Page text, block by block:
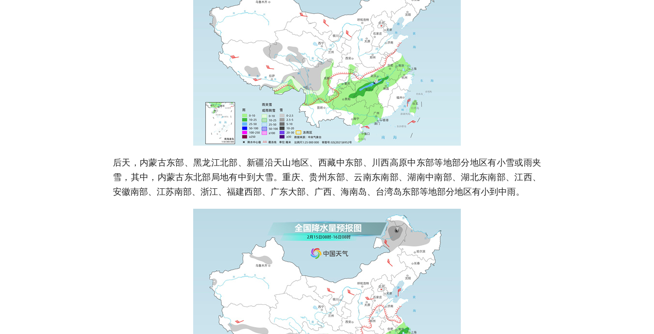
后天，内蒙古东部、黑龙江北部、新疆沿天山地区、西藏中东部、川西高原中东部等地部分地区有小雪或雨夹
雪，其中，内蒙古东北部局地有中到大雪。重庆、贵州东部、云南东南部、湖南中南部、湖北东南部、江西、
安徽南部、江苏南部、浙江、福建西部、广东大部、广西、海南岛、台湾岛东部等地部分地区有小到中雨。